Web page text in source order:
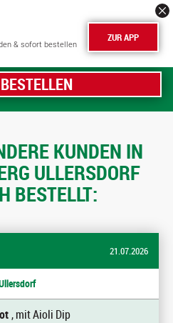
& sofort bestellen ZUR APP
KUNDEN IN
ULLERSDORF
BESTELLT:
21.07.2026
, mit Aioli Dip